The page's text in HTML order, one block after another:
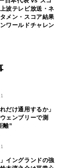
波テレビ放送・ネ
メン・スコア結果
ワールドチャレン
だけ通用するか」
ェンブリーで測
離”
イングランドの強